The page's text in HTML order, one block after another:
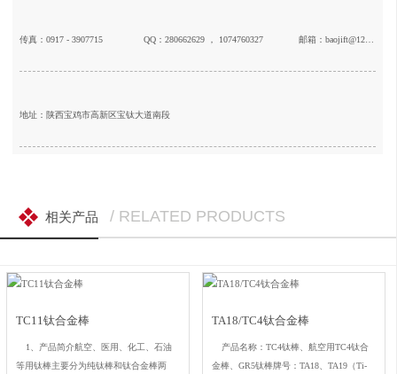
传真：0917 - 3907715 QQ：280662629 ， 1074760327 邮箱：baojift@126.com
地址：陕西宝鸡市高新区宝钛大道南段
相关产品 / RELATED PRODUCTS
TC11钛合金棒
1、产品简介航空、医用、化工、石油
等用钛棒主要分为纯钛棒和钛合金棒两
TA18/TC4钛合金棒
产品名称：TC4钛棒、航空用TC4钛合
金棒、GR5钛棒牌号：TA18、TA19（Ti-